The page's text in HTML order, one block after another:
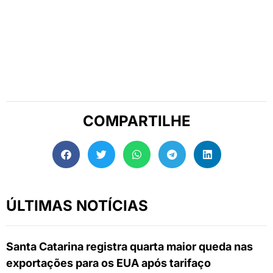
COMPARTILHE
ÚLTIMAS NOTÍCIAS
Santa Catarina registra quarta maior queda nas
exportações para os EUA após tarifaço